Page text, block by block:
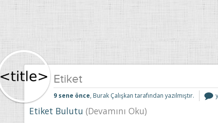
Etiket
9 sene önce, Burak Çalışkan tarafından yazılmıştır.
Etiket Bulutu (Devamını Oku)